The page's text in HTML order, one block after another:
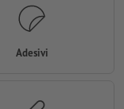
Adesivi